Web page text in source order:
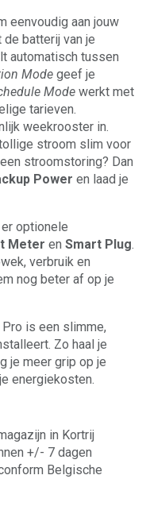
eenvoudig aan jouw
de batterij van je
automatisch tussen
Mode geef je
Mode werkt met
tarieven.
weekrooster in.
stroom slim voor
stroomstoring? Dan
Power en laad je
optionele
Meter en Smart Plug.
verbruik en
nog beter af op je
Pro is een slimme,
Zo haal je
je meer grip op je
energiekosten.
in Kortrij
+/- 7 dagen
Belgische